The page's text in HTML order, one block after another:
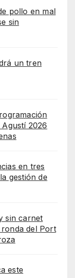
pollo en mal
sin
un tren
Agustí 2026
en tres
gestión de
sin carnet
del Port
este